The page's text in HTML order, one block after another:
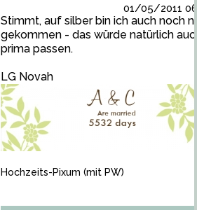
01/05/2011
Stimmt, auf silber bin ich auch noch
gekommen - das würde natürlich auch
prima passen.
LG Novah
Hochzeits-Pixum (mit PW)